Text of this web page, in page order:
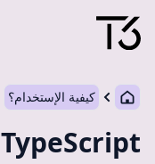
كيفية الإستخدام؟
TypeScript